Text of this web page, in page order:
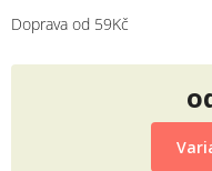
Doprava od 59Kč